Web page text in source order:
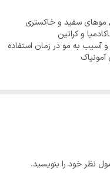
موها و جلوگیری از آسیب
کار مو ها سالم و نرم باقی می
موجود در مو می باشد که دلیل
و حالت دهنده مو، رنگ مو
مو:
سفید و خاکستری
و کراتین
به مو در زمان استفاده
نظر خود را بنویسید.